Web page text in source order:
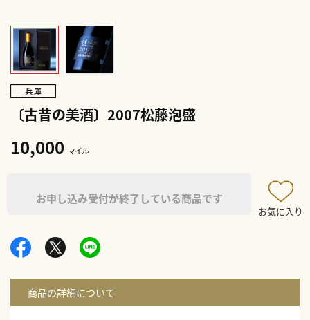
〔古昔の美酒〕2007松藤泡盛
10,000 マイル
お申し込み受付が終了している商品です
お気に入り